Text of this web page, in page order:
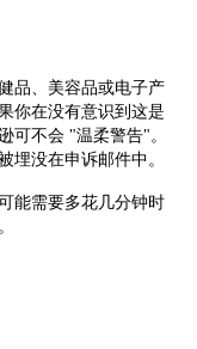
品、美容品或电子产
你在没有意识到这是
可不会 "温柔警告"。
埋没在申诉邮件中。
能需要多花几分钟时